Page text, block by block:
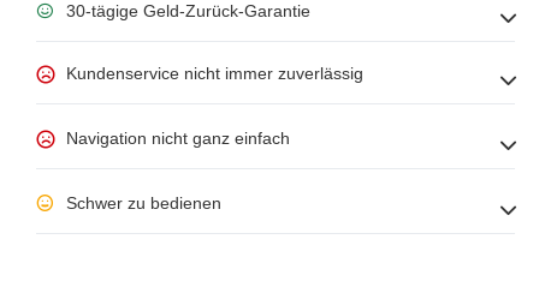
30-tägige Geld-Zurück-Garantie
Kundenservice nicht immer zuverlässig
Navigation nicht ganz einfach
Schwer zu bedienen